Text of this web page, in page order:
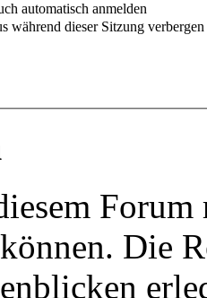
automatisch anmelden
während dieser Sitzung verbergen
Die